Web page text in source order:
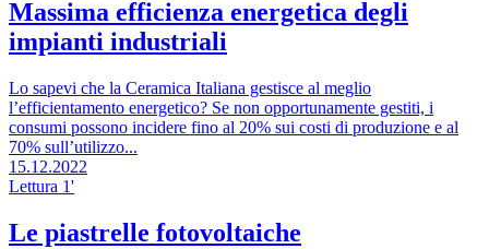
Massima efficienza energetica degli
impianti industriali
Lo sapevi che la Ceramica Italiana gestisce al meglio
l’efficientamento energetico? Se non opportunamente gestiti, i
consumi possono incidere fino al 20% sui costi di produzione e al
70% sull’utilizzo...
15.12.2022
Lettura 1'
Le piastrelle fotovoltaiche